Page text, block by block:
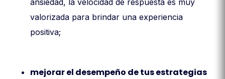
ansiedad, la velocidad de respuesta es muy
valorizada para brindar una experiencia
positiva;
mejorar el desempeño de tus estrategias